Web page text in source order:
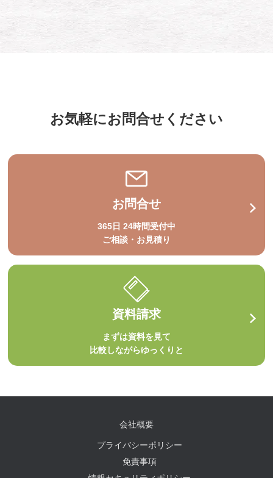
お気軽にお問合せください
お問合せ
365日 24時間受付中
ご相談・お見積り
資料請求
まずは資料を見て
比較しながらゆっくりと
会社概要
プライバシーポリシー
免責事項